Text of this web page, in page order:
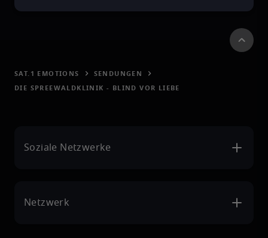
SAT.1 EMOTIONS
SENDUNGEN
DIE SPREEWALDKLINIK - BLIND VOR LIEBE
Soziale Netzwerke
Netzwerk